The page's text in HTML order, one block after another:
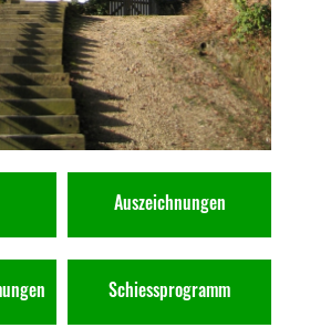
Auszeichnungen
Schiessprogramm